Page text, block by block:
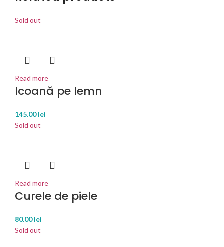
Sold out
Read more
Icoană pe lemn
145.00lei
Sold out
Read more
Curele de piele
80.00lei
Sold out